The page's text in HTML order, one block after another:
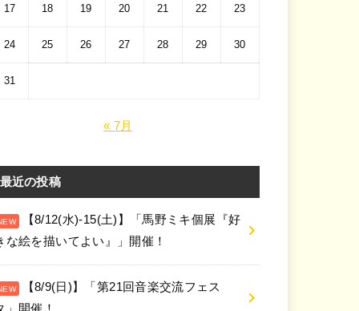
17 18 19 20 21 22 23
24 25 26 27 28 29 30
31
« 7月
最近の投稿
【8/12(水)-15(土)】「馬野ミキ個展『好
な絵を描いてよい』」開催！
【8/9(日)】「第21回音楽交流フェス